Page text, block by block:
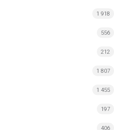
1 918
556
212
1 807
1 455
197
406